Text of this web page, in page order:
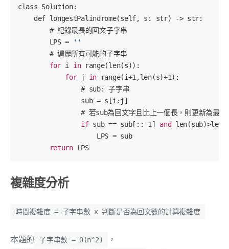
class Solution:
    def longestPalindrome(
self, s: str) -> str:
        # 紀錄最長的回文子字串
        LPS =
''
        # 遍歷所有可能的子字串
for i in range(len(s)):
for j in range(i+1 ,len(s)+1):
                #
sub: 子字串
sub = s[i:j]
                # 若
sub為回文字且比上一個長，則更新為最長
if sub == sub[:: -1 ] and len(sub)>len
                    LPS =
sub
return
LPS
複雜度分析
時間複雜度 = 子字串數 x 判斷是否為回文數的計算複雜度
本題的 子字串數 = O(n^2) ，